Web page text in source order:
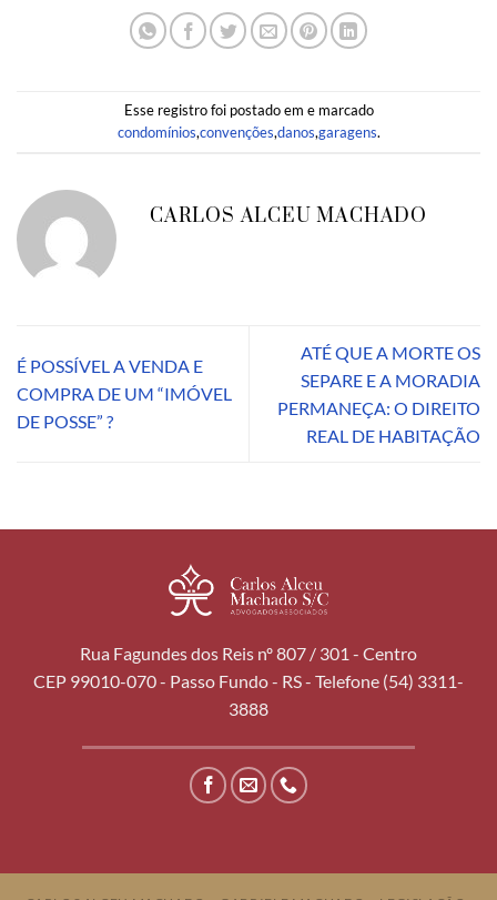
Esse registro foi postado em e marcado
condomínios,convenções,danos,garagens.
CARLOS ALCEU MACHADO
É POSSÍVEL A VENDA E
COMPRA DE UM “IMÓVEL
DE POSSE” ?
ATÉ QUE A MORTE OS
SEPARE E A MORADIA
PERMANEÇA: O DIREITO
REAL DE HABITAÇÃO
Rua Fagundes dos Reis nº 807 / 301 - Centro
CEP 99010-070 - Passo Fundo - RS - Telefone (54) 3311-
3888